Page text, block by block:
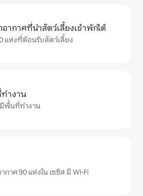
ากาศที่นำสัตว์เลี้ยงเข้าพักได้
แห่งที่ต้อนรับสัตว์เลี้ยง
ำงาน
พื้นที่ทำงาน
าศ 90 แห่งใน เซซิส มี Wi-Fi